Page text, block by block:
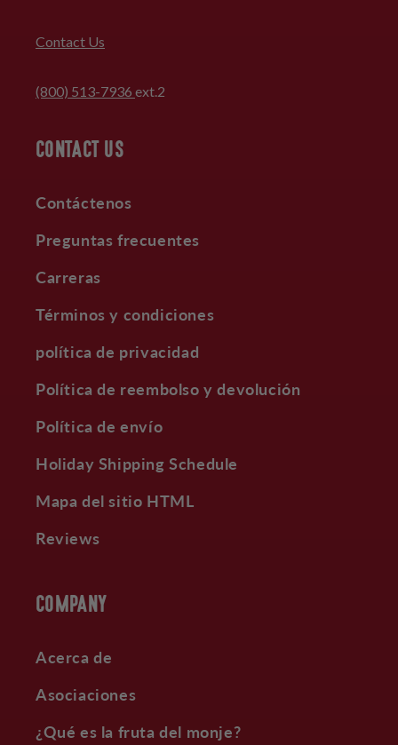
Contact Us
(800) 513-7936 ext.2
CONTACT US
Contáctenos
Preguntas frecuentes
Carreras
Términos y condiciones
política de privacidad
Política de reembolso y devolución
Política de envío
Holiday Shipping Schedule
Mapa del sitio HTML
Reviews
COMPANY
Acerca de
Asociaciones
¿Qué es la fruta del monje?